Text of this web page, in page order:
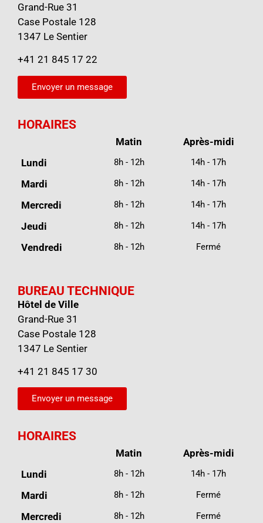
Grand-Rue 31
Case Postale 128
1347 Le Sentier
+41 21 845 17 22
Envoyer un message
HORAIRES
Matin
Après-midi
Lundi
8h - 12h 14h - 17h
Mardi 8h - 12h 14h - 17h
Mercredi 8h - 12h 14h - 17h
Jeudi 8h - 12h 14h - 17h
Vendredi 8h - 12h Fermé
BUREAU TECHNIQUE
Hôtel de Ville
Grand-Rue 31
Case Postale 128
1347 Le Sentier
+41 21 845 17 30
Envoyer un message
HORAIRES
Matin
Après-midi
Lundi
8h - 12h 14h - 17h
Mardi 8h - 12h Fermé
Mercredi 8h - 12h Fermé